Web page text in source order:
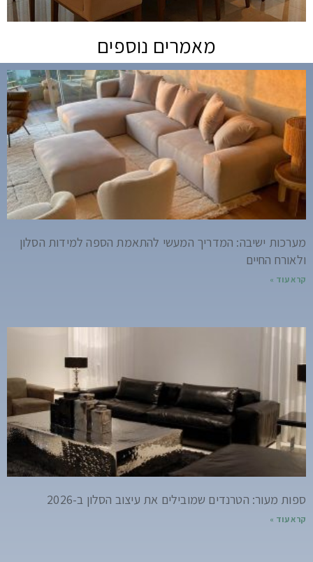
מאמרים נוספים
מערכות ישיבה: המדריך המעשי להתאמת הספה למידות הסלון
ולאורח החיים
קרא עוד »
ספות מעור: הטרנדים שמובילים את עיצוב הסלון ב-2026
קרא עוד »